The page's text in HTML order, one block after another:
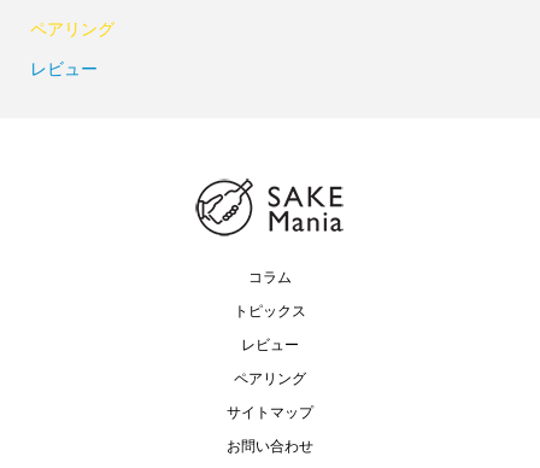
ペアリング
レビュー
コラム
トピックス
レビュー
ペアリング
サイトマップ
お問い合わせ